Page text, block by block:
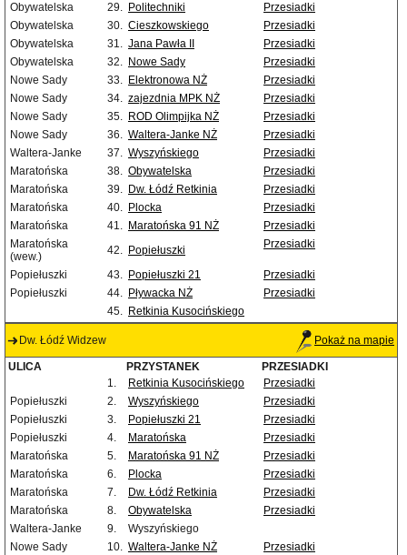
Obywatelska 29. Politechniki
Przesiadki
Obywatelska
30. Cieszkowskiego
Przesiadki
Obywatelska
31. Jana Pawła II
Przesiadki
Obywatelska
32. Nowe Sady
Przesiadki
Nowe Sady
33. Elektronowa NŻ
Przesiadki
Nowe Sady
34. zajezdnia MPK NŻ
Przesiadki
Nowe Sady
35. ROD Olimpijka NŻ
Przesiadki
Nowe Sady
36. Waltera-Janke NŻ
Przesiadki
Waltera-Janke
37. Wyszyńskiego
Przesiadki
Maratońska
38. Obywatelska
Przesiadki
Maratońska
39. Dw. Łódź Retkinia
Przesiadki
Maratońska
40. Plocka
Przesiadki
Maratońska
41. Maratońska 91 NŻ
Przesiadki
Maratońska
(wew.)
42. Popiełuszki Przesiadki
Popiełuszki 43. Popiełuszki 21
Przesiadki
Popiełuszki
44. Pływacka NŻ
Przesiadki
45. Retkinia Kusocińskiego
Dw. Łódź Widzew Pokaż na mapie
ULICA PRZYSTANEK
PRZESIADKI
1.
Retkinia Kusocińskiego
Przesiadki
Popiełuszki
2. Wyszyńskiego
Przesiadki
Popiełuszki
3. Popiełuszki 21
Przesiadki
Popiełuszki
4. Maratońska
Przesiadki
Maratońska
5. Maratońska 91 NŻ
Przesiadki
Maratońska
6. Plocka
Przesiadki
Maratońska
7. Dw. Łódź Retkinia
Przesiadki
Maratońska
8. Obywatelska
Przesiadki
Waltera-Janke
9.
Wyszyńskiego
Nowe Sady
10. Waltera-Janke NŻ
Przesiadki